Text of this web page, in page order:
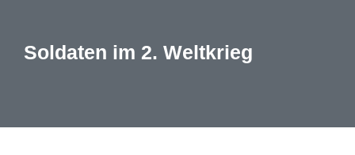
Soldaten im 2. Weltkrieg